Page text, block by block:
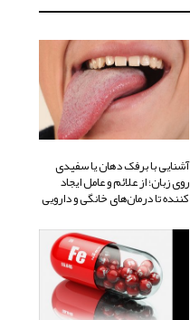
آشنایی با برفک دهان یا سفیدی
روی زبان؛ از علائم و عامل ایجاد
کننده تا درمان‌های خانگی و دارویی